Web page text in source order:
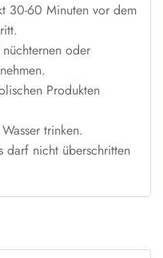
30-60 Minuten vor dem
oder
Produkten
trinken.
darf nicht überschritten